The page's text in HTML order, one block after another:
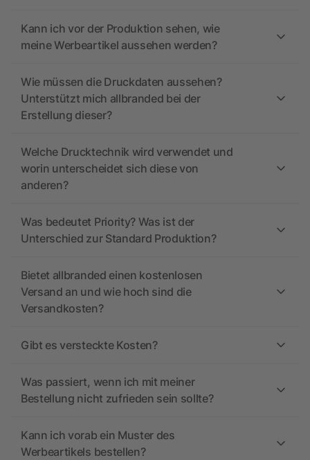
Kann ich vor der Produktion sehen, wie
meine Werbeartikel aussehen werden?
Wie müssen die Druckdaten aussehen?
Unterstützt mich allbranded bei der
Erstellung dieser?
Welche Drucktechnik wird verwendet und
worin unterscheidet sich diese von
anderen?
Was bedeutet Priority? Was ist der
Unterschied zur Standard Produktion?
Bietet allbranded einen kostenlosen
Versand an und wie hoch sind die
Versandkosten?
Gibt es versteckte Kosten?
Was passiert, wenn ich mit meiner
Bestellung nicht zufrieden sein sollte?
Kann ich vorab ein Muster des
Werbeartikels bestellen?